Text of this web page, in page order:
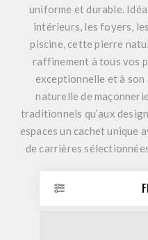
uniforme et durable.
intérieurs, les foyers,
piscine, cette pierre
raffinement à tous vos
exceptionnelle et à
naturelle de
traditionnels qu’aux
espaces un cachet unique
de carrières